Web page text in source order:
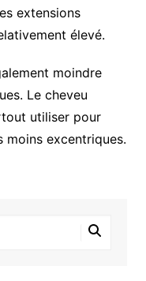
extensions
élevé.
moindre
Le cheveu
utiliser pour
moins excentriques.